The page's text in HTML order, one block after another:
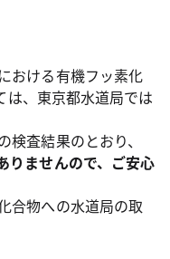
おける有機フッ素化
、東京都水道局では
査結果のとおり、
りませんので、ご安心
合物への水道局の取